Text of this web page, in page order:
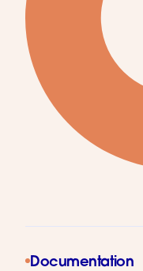
Documentation